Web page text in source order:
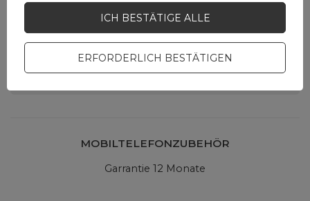
Stellen Sie eine Frage,
und wir werden
umgehend antworten
und die interessantesten
Fragen und Antworten für
andere veröffentlichen.
MOBILTELEFONZUBEHÖR
Garrantie 12 Monate
ERFORDERLICH BESTÄTIGEN
ICH BESTÄTIGE ALLE